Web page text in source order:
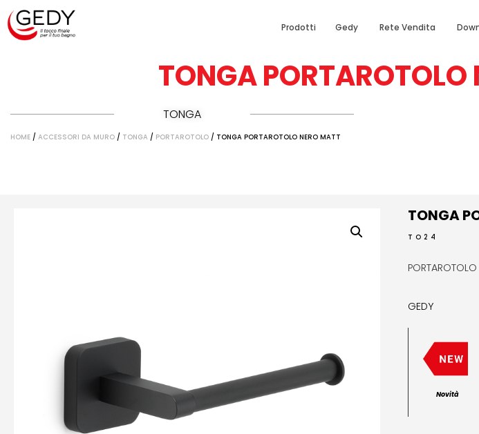
Prodotti Gedy Rete Vendita
TONGA PORTAROTOLO
TONGA
HOME / ACCESSORI DA MURO / TONGA / PORTAROTOLO / TONGA PORTAROTOLO NERO MATT
TONGA
TO24
PORTAROTOLO
GEDY
Novità